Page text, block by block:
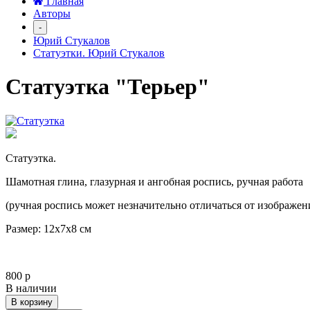
Авторы
-
Юрий Стукалов
Статуэтки. Юрий Стукалов
Статуэтка "Терьер"
Статуэтка.
Шамотная глина, глазурная и ангобная роспись, ручная работа
(ручная роспись может незначительно отличаться от
Размер: 12х7х8 см
800 р
В наличии
В корзину